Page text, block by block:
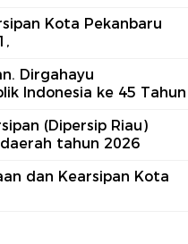
Kota Pekanbaru
Dirgahayu
Indonesia ke 45 Tahun
(Dipersip Riau)
tahun 2026
dan Kearsipan Kota